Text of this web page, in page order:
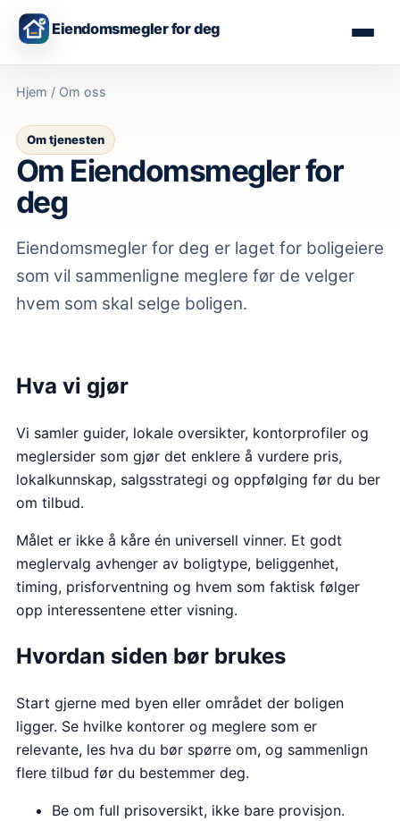
Eiendomsmegler for deg
Hjem / Om oss
Om tjenesten
Om Eiendomsmegler for
deg
Eiendomsmegler for deg er laget for boligeiere
som vil sammenligne meglere før de velger
hvem som skal selge boligen.
Hva vi gjør
Vi samler guider, lokale oversikter, kontorprofiler og
meglersider som gjør det enklere å vurdere pris,
lokalkunnskap, salgsstrategi og oppfølging før du ber
om tilbud.
Målet er ikke å kåre én universell vinner. Et godt
meglervalg avhenger av boligtype, beliggenhet,
timing, prisforventning og hvem som faktisk følger
opp interessentene etter visning.
Hvordan siden bør brukes
Start gjerne med byen eller området der boligen
ligger. Se hvilke kontorer og meglere som er
relevante, les hva du bør spørre om, og sammenlign
flere tilbud før du bestemmer deg.
Be om full prisoversikt, ikke bare provisjon.